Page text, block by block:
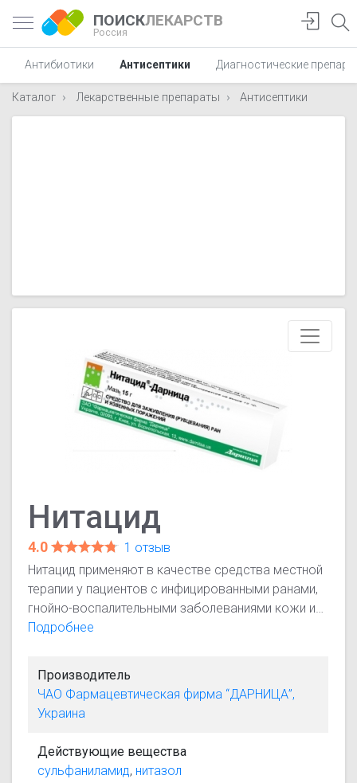
ПОИСКЛЕКАРСТВ
Россия
Антибиотики Антисептики Диагностические
Каталог Лекарственные препараты Антисептики
Нитацид
4.0
1 отзыв
Нитацид применяют в качестве средства местной
терапии у пациентов с инфицированными ранами,
гнойно-воспалительными заболеваниями кожи и
мягких тканей (включая трофические язвы,
абсцессы). Также Нитацид показан при
поверхностных и глубоких ожогах II-IV степени.
Подробнее
Производитель
ЧАО Фармацевтическая фирма “ДАРНИЦА”,
Украина
Действующие вещества
сульфаниламид, нитазол